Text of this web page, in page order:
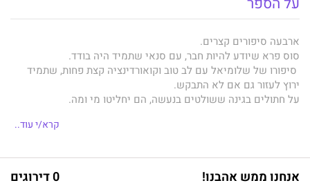
ארבעה סיפורים קצרים.
סוס פרא שיודע להיות חבר, עם סנאי שתמיד היה בודד.
סיפורו של שלומיאל עם לב טוב וקואורדינציה קצת פחות, שתמיד
ירוץ לעזור גם אם לא התבקש.
על חתולים בגינה ששולטים בנעשה, הם יחליטו מי ומה.
קרא/י עוד..
אנחנו ממש אהבנו! 0 דירוגים